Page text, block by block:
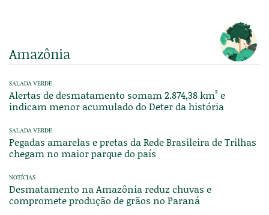
Amazônia
SALADA VERDE
Alertas de desmatamento somam 2.874,38 km² e
indicam menor acumulado do Deter da história
SALADA VERDE
Pegadas amarelas e pretas da Rede Brasileira de Trilhas
chegam no maior parque do país
NOTÍCIAS
Desmatamento na Amazônia reduz chuvas e
compromete produção de grãos no Paraná